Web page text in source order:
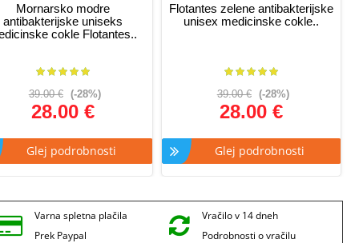
Mornarsko modre
antibakterijske uniseks
cokle Flotantes..
39.00 € (-28%)
28.00 €
Glej podrobnosti
Flotantes zelene antibakterijske
unisex medicinske cokle..
39.00 € (-28%)
28.00 €
Glej podrobnosti
Varna spletna plačila
Prek Paypal
Vračilo v 14 dneh
Podrobnosti o vračilu